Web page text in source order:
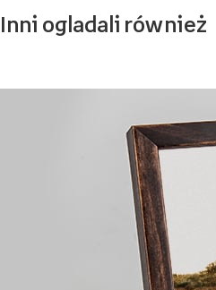
Inni ogladali również